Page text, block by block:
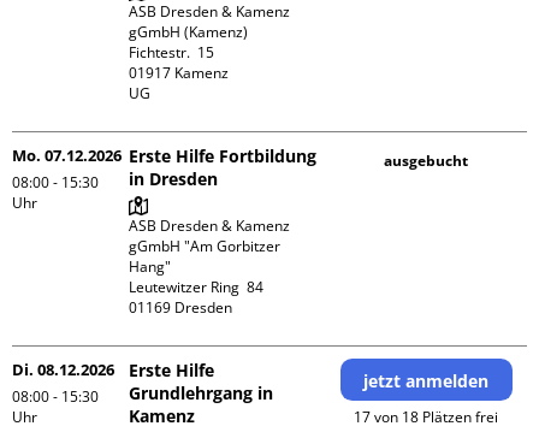
ASB Dresden & Kamenz
gGmbH (Kamenz)
Fichtestr.  15
01917 Kamenz
UG
Mo. 07.12.2026
08:00 - 15:30
Uhr
Erste Hilfe Fortbildung
in Dresden
ASB Dresden & Kamenz
gGmbH "Am Gorbitzer
Hang"
Leutewitzer Ring  84
ausgebucht
Di. 08.12.2026
08:00 - 15:30
Uhr
Erste Hilfe
Grundlehrgang in
Kamenz
jetzt anmelden
17 von 18 Plätzen frei